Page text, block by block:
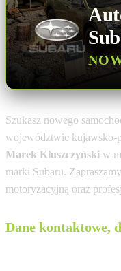
Szukasz nowego
województwie kujawsko-
Marek Kluszczyński w
marki Subaru.
motoryzacyjną oraz
Dane kontaktowe,